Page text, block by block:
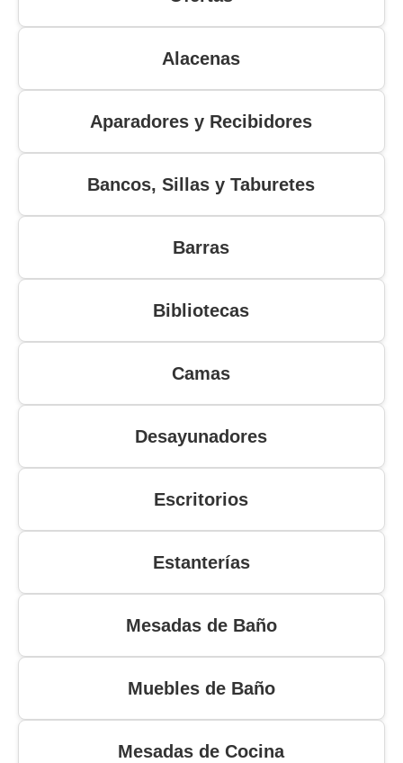
Alacenas
Aparadores y Recibidores
Bancos, Sillas y Taburetes
Barras
Bibliotecas
Camas
Desayunadores
Escritorios
Estanterías
Mesadas de Baño
Muebles de Baño
Mesadas de Cocina